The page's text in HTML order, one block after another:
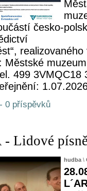
česko-
Městské
499 3VMQC18
0 příspěvků
Lidové
hudba \